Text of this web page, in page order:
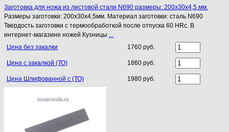
Заготовка для ножа из листовой стали N690 размеры: 200х30х4,5 мм.
Размеры заготовки: 200х30х4,5мм. Материал заготовки: сталь N690
Твердость заготовки с термообработкой после отпуска 60 HRc. В
интернет-магазине ножей Кузницы ...
Цена без закалки
1760 руб.
Цена с закалкой (ТО) 1860 руб.
Цена Шлифованной с (ТО) 1980 руб.